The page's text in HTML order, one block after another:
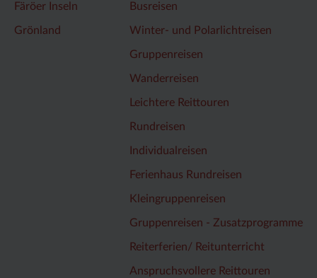
Färöer Inseln
Grönland
Busreisen
Winter- und Polarlichtreisen
Gruppenreisen
Wanderreisen
Leichtere Reittouren
Rundreisen
Individualreisen
Ferienhaus Rundreisen
Kleingruppenreisen
Gruppenreisen - Zusatzprogramme
Reiterferien/ Reitunterricht
Anspruchsvollere Reittouren